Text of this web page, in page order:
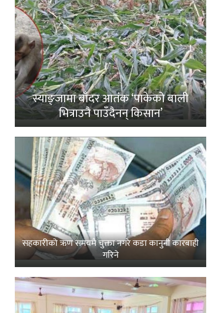
स्याङ्जामा बाँदर आतंक ‘पाकेको बाली
भित्राउनै पाउँदैनन् किसान’
सहकारीको ऋण समयमै चुक्ता नगरे कडा कानुनी कारबाही
गरिने